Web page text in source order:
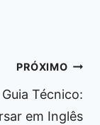
PRÓXIMO
Guia Técnico:
em Inglês